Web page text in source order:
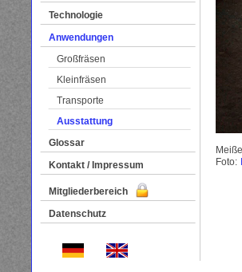
Technologie
Anwendungen
Großfräsen
Kleinfräsen
Transporte
Ausstattung
Glossar
Kontakt / Impressum
Mitgliederbereich
Datenschutz
Foto: